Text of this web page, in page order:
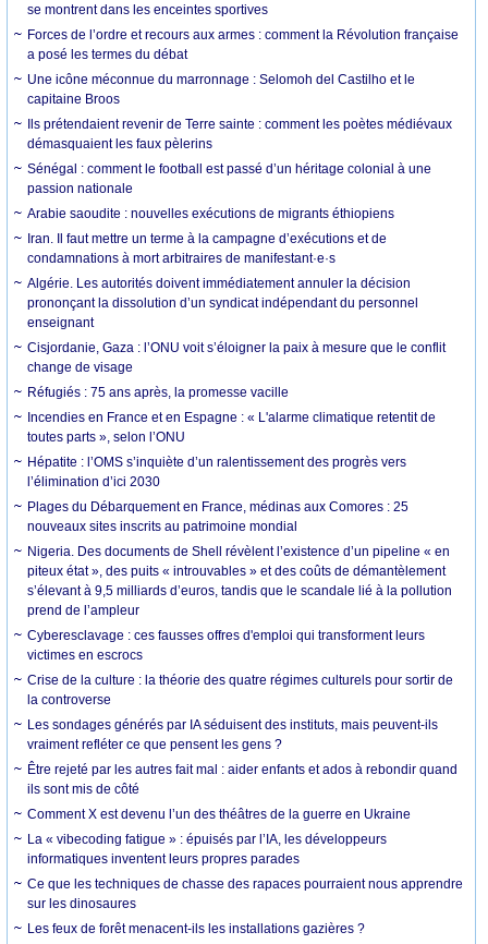
se montrent dans les enceintes sportives
Forces de l’ordre et recours aux armes : comment la Révolution française
a posé les termes du débat
Une icône méconnue du marronnage : Selomoh del Castilho et le
capitaine Broos
Ils prétendaient revenir de Terre sainte : comment les poètes médiévaux
démasquaient les faux pèlerins
Sénégal : comment le football est passé d’un héritage colonial à une
passion nationale
Arabie saoudite : nouvelles exécutions de migrants éthiopiens
Iran. Il faut mettre un terme à la campagne d’exécutions et de
condamnations à mort arbitraires de manifestant·e·s
Algérie. Les autorités doivent immédiatement annuler la décision
prononçant la dissolution d’un syndicat indépendant du personnel
enseignant
Cisjordanie, Gaza : l’ONU voit s’éloigner la paix à mesure que le conflit
change de visage
Réfugiés : 75 ans après, la promesse vacille
Incendies en France et en Espagne : « L'alarme climatique retentit de
toutes parts », selon l’ONU
Hépatite : l’OMS s’inquiète d’un ralentissement des progrès vers
l’élimination d’ici 2030
Plages du Débarquement en France, médinas aux Comores : 25
nouveaux sites inscrits au patrimoine mondial
Nigeria. Des documents de Shell révèlent l’existence d’un pipeline « en
piteux état », des puits « introuvables » et des coûts de démantèlement
s’élevant à 9,5 milliards d’euros, tandis que le scandale lié à la pollution
prend de l’ampleur
Cyberesclavage : ces fausses offres d'emploi qui transforment leurs
victimes en escrocs
Crise de la culture : la théorie des quatre régimes culturels pour sortir de
la controverse
Les sondages générés par IA séduisent des instituts, mais peuvent-ils
vraiment refléter ce que pensent les gens ?
Être rejeté par les autres fait mal : aider enfants et ados à rebondir quand
ils sont mis de côté
Comment X est devenu l’un des théâtres de la guerre en Ukraine
La « vibecoding fatigue » : épuisés par l’IA, les développeurs
informatiques inventent leurs propres parades
Ce que les techniques de chasse des rapaces pourraient nous apprendre
sur les dinosaures
Les feux de forêt menacent-ils les installations gazières ?